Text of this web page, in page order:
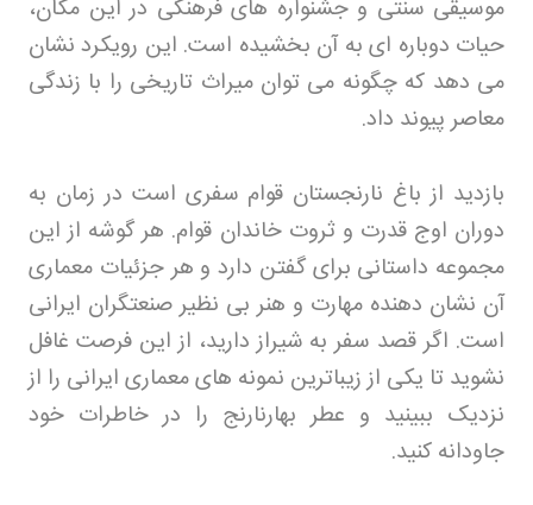
موسیقی سنتی و جشنواره های فرهنگی در این مکان،
حیات دوباره ای به آن بخشیده است. این رویکرد نشان
می دهد که چگونه می توان میراث تاریخی را با زندگی
معاصر پیوند داد.
بازدید از باغ نارنجستان قوام سفری است در زمان به
دوران اوج قدرت و ثروت خاندان قوام. هر گوشه از این
مجموعه داستانی برای گفتن دارد و هر جزئیات معماری
آن نشان دهنده مهارت و هنر بی نظیر صنعتگران ایرانی
است. اگر قصد سفر به شیراز دارید، از این فرصت غافل
نشوید تا یکی از زیباترین نمونه های معماری ایرانی را از
نزدیک ببینید و عطر بهارنارنج را در خاطرات خود
جاودانه کنید.